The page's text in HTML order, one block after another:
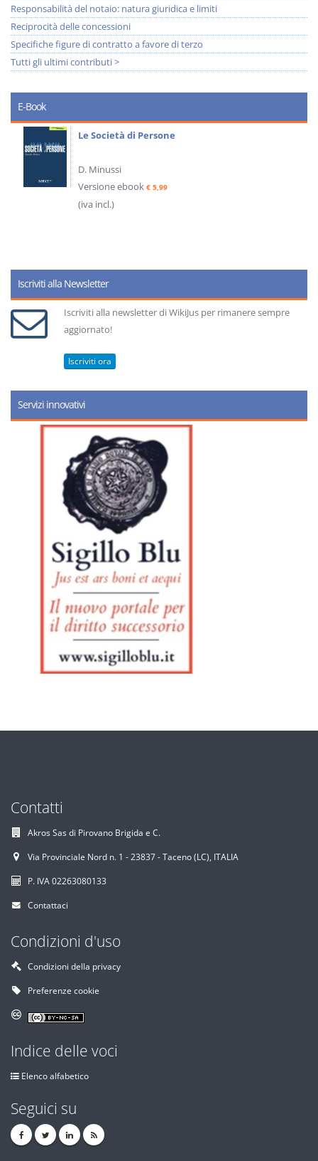
Responsabilità del notaio: natura giuridica e limiti
Reciprocità delle concessioni
Specifiche figure di contratto a favore di terzo
Tutti gli ultimi contributi >
E-Book
Le Società di Persone
D. Minussi
Versione ebook € 5,99
(iva incl.)
Iscriviti alla Newsletter
Iscriviti alla newsletter di WikiJus per rimanere sempre
aggiornato!
Iscriviti ora
Servizi innovativi
Contatti
Akros Sas di Pirovano Brigida e C.
Via Provinciale Nord n. 1 - 23837 - Taceno (LC), ITALIA
P. IVA 02263080133
Contattaci
Condizioni d'uso
Condizioni della privacy
Preferenze cookie
Indice delle voci
Elenco alfabetico
Seguici su